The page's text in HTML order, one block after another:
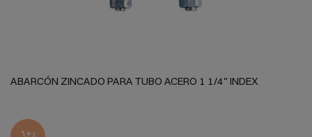
ABARCÓN ZINCADO PARA TUBO ACERO 1 1/4" INDEX